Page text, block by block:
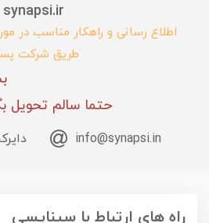
synapsi.ir
اطلاع رسانی و راهکار مناسب در
طریق شرکت
حتما سالم تحویل
info@synapsi.in
راه های ارتباط با سیناپسی